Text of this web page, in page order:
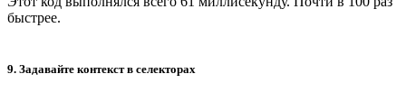
быстрее.
9. Задавайте контекст в селекторах